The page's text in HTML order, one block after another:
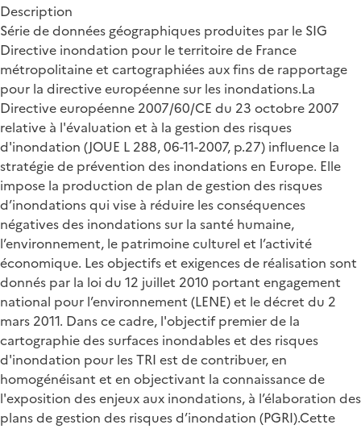
Description
Série de données géographiques produites par le SIG
Directive inondation pour le territoire de France
métropolitaine et cartographiées aux fins de rapportage
pour la directive européenne sur les inondations.La
Directive européenne 2007/60/CE du 23 octobre 2007
relative à l'évaluation et à la gestion des risques
d'inondation (JOUE L 288, 06-11-2007, p.27) influence la
stratégie de prévention des inondations en Europe. Elle
impose la production de plan de gestion des risques
d’inondations qui vise à réduire les conséquences
négatives des inondations sur la santé humaine,
l’environnement, le patrimoine culturel et l’activité
économique. Les objectifs et exigences de réalisation sont
donnés par la loi du 12 juillet 2010 portant engagement
national pour l’environnement (LENE) et le décret du 2
mars 2011. Dans ce cadre, l'objectif premier de la
cartographie des surfaces inondables et des risques
d'inondation pour les TRI est de contribuer, en
homogénéisant et en objectivant la connaissance de
l'exposition des enjeux aux inondations, à l’élaboration des
plans de gestion des risques d’inondation (PGRI).Cette